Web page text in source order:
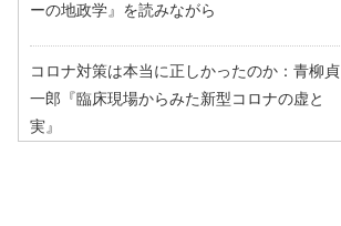
ーの地政学』を読みながら
コロナ対策は本当に正しかったのか：青柳貞
一郎『臨床現場からみた新型コロナの虚と
実』